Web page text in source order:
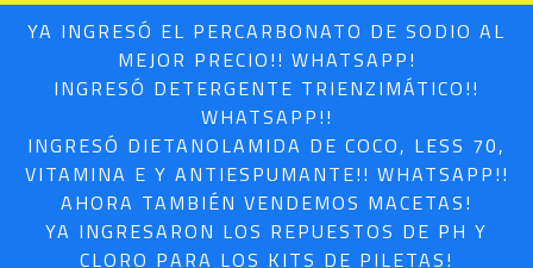
YA INGRESÓ EL PERCARBONATO DE SODIO AL
MEJOR PRECIO!! WHATSAPP!
INGRESÓ DETERGENTE TRIENZIMÁTICO!!
WHATSAPP!!
INGRESÓ DIETANOLAMIDA DE COCO, LESS 70,
VITAMINA E Y ANTIESPUMANTE!! WHATSAPP!!
AHORA TAMBIÉN VENDEMOS MACETAS!
YA INGRESARON LOS REPUESTOS DE PH Y
CLORO PARA LOS KITS DE PILETAS!